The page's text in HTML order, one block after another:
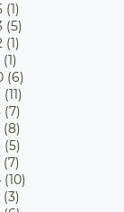
(1)
(5)
(1)
(6)
(7)
(8)
(5)
(7)
(3)